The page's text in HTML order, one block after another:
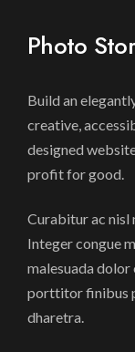
Photo
Build an
creative,
designed
profit for good.
Curabitur ac nisl
Integer congue
malesuada
porttitor finibus
dharetra.